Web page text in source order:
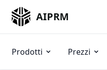
AIPRM
Prodotti Prezzi